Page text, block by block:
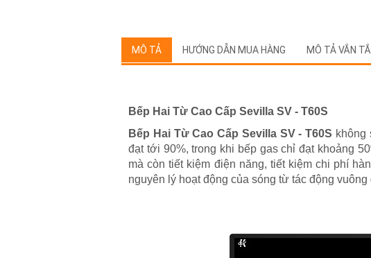
MÔ TẢ HƯỚNG DẪN MUA HÀNG MÔ TẢ VẮN
Bếp Hai Từ Cao Cấp Sevilla SV - T60S
Bếp Hai Từ Cao Cấp Sevilla SV - T60S không
đạt tới 90%, trong khi bếp gas chỉ đạt khoảng
mà còn tiết kiệm điện năng, tiết kiệm chi phí
nguyên lý hoạt động của sóng từ tác động